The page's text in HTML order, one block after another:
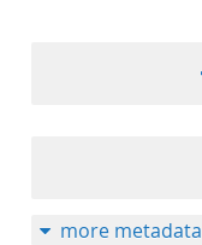
more metadata